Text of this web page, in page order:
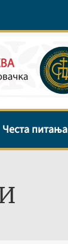
Честа питања